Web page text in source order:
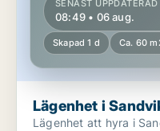
SENAST UPPDATERAD
08:49 • 06 aug.
Skapad 1 d Ca. 60
Lägenhet i